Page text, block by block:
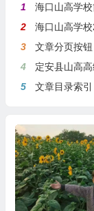
1
海口山高学
2
海口山高学
3
文章分页按钮
4
定安县山高
5
文章目录索引